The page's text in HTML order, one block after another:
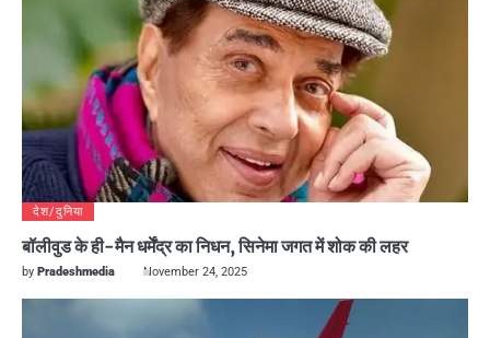
देश/दुनिया
बॉलीवुड के ही-मैन धर्मेंद्र का निधन, सिनेमा जगत में शोक की लहर
by Pradeshmedia November 24, 2025